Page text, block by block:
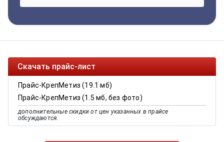
Скачать прайс-лист
Прайс-КрепМетиз (19.1 мб)
Прайс-КрепМетиз (1.5 мб, без фото)
дополнительные скидки от цен указанных в прайсе
обсуждаются.